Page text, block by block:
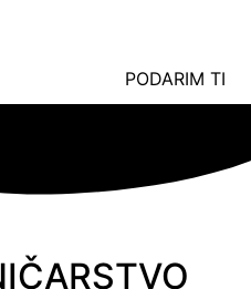
PODARIM TI